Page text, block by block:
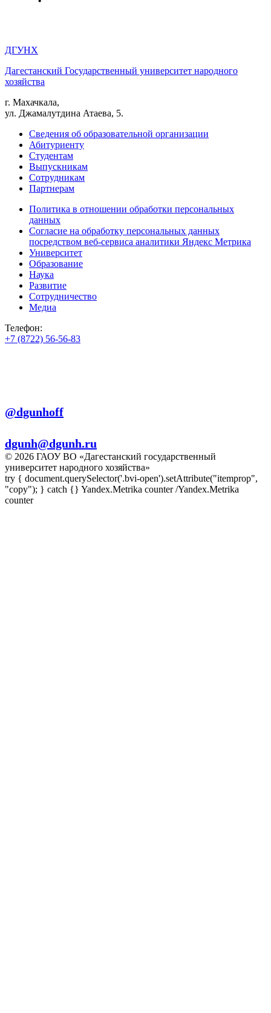
ДГУНХ
Дагестанский Государственный университет народного
хозяйства
г. Махачкала,
ул. Джамалутдина Атаева, 5.
Сведения об образовательной организации
Абитуриенту
Студентам
Выпускникам
Сотрудникам
Партнерам
Политика в отношении обработки персональных
данных
Согласие на обработку персональных данных
посредством веб-сервиса аналитики Яндекс Метрика
Университет
Образование
Наука
Развитие
Сотрудничество
Медиа
Телефон:
+7 (8722) 56-56-83
@dgunhoff
dgunh@dgunh.ru
© 2026 ГАОУ ВО «Дагестанский государственный
университет народного хозяйства»
try { document.querySelector('.bvi-open').setAttribute("itemprop",
"copy"); } catch {} Yandex.Metrika counter/Yandex.Metrika
counter